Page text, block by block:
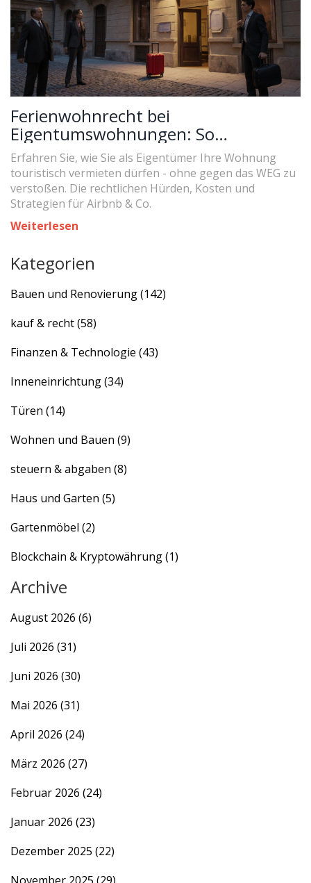
Ferienwohnrecht bei
Eigentumswohnungen: So
durchsetzen Sie touristische Nutzung
rechtssicher
Erfahren Sie, wie Sie als Eigentümer Ihre Wohnung
touristisch vermieten dürfen - ohne gegen das WEG zu
verstoßen. Die rechtlichen Hürden, Kosten und
Strategien für Airbnb & Co.
Weiterlesen
Kategorien
Bauen und Renovierung(142)
kauf & recht(58)
Finanzen & Technologie (43)
Inneneinrichtung(34)
Türen (14)
Wohnen und Bauen (9)
steuern & abgaben (8)
Haus und Garten (5)
Gartenmöbel (2)
Blockchain & Kryptowährung(1)
Archive
August 2026 (6)
Juli 2026 (31)
Juni 2026 (30)
Mai 2026 (31)
April 2026 (24)
März 2026 (27)
Februar 2026 (24)
Januar 2026 (23)
Dezember 2025 (22)